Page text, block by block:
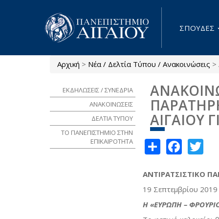
ΣΠΟΥΔΕΣ
Είστε εδώ
Αρχική > Νέα / Δελτία Τύπου / Ανακοινώσεις >
ΑΙΓΑΙΟΥ
Share
ΑΝΤΙΡΑΤΣΙΣΤΙΚΟ
19 Σεπτεμβρίου 2019
Η «ΕΥΡΩΠΗ –
ΕΚΔΗΛΩΣΕΙΣ / ΣΥΝΕΔΡΙΑ
ΑΝΑΚΟΙΝΩΣΕΙΣ
ΔΕΛΤΙΑ ΤΥΠΟΥ
ΤΟ ΠΑΝΕΠΙΣΤΗΜΙΟ ΣΤΗΝ
ΕΠΙΚΑΙΡΟΤΗΤΑ